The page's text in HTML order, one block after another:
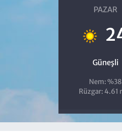
PAZAR
Güneşli
Nem: %38
Rüzgar: 4.61